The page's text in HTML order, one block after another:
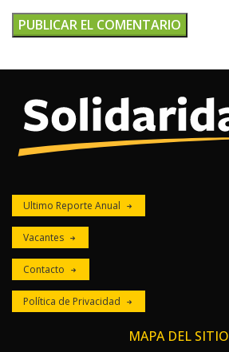
Ultimo Reporte Anual
Vacantes
Contacto
Política de Privacidad
MAPA DEL SITIO